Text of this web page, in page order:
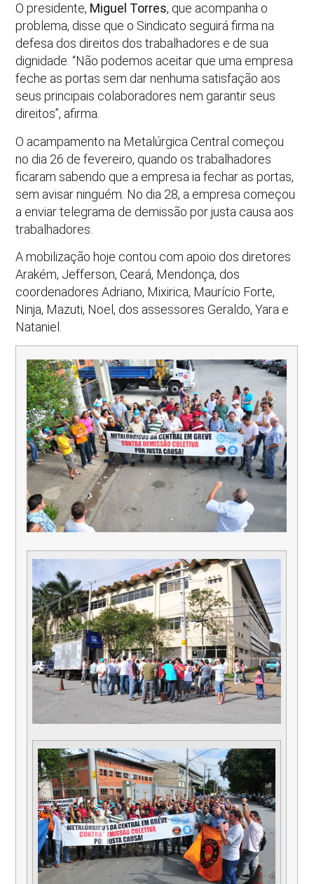
O presidente, Miguel Torres, que acompanha o
problema, disse que o Sindicato seguirá firma na
defesa dos direitos dos trabalhadores e de sua
dignidade. “Não podemos aceitar que uma empresa
feche as portas sem dar nenhuma satisfação aos
seus principais colaboradores nem garantir seus
direitos”, afirma.
O acampamento na Metalúrgica Central começou
no dia 26 de fevereiro, quando os trabalhadores
ficaram sabendo que a empresa ia fechar as portas,
sem avisar ninguém. No dia 28, a empresa começou
a enviar telegrama de demissão por justa causa aos
trabalhadores.
A mobilização hoje contou com apoio dos diretores
Arakém, Jefferson, Ceará, Mendonça, dos
coordenadores Adriano, Mixirica, Maurício Forte,
Ninja, Mazuti, Noel, dos assessores Geraldo, Yara e
Nataniel.